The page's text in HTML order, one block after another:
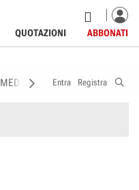
QUOTAZIONI ABBONATI
MEDIA MEMBRI
Entra Registra